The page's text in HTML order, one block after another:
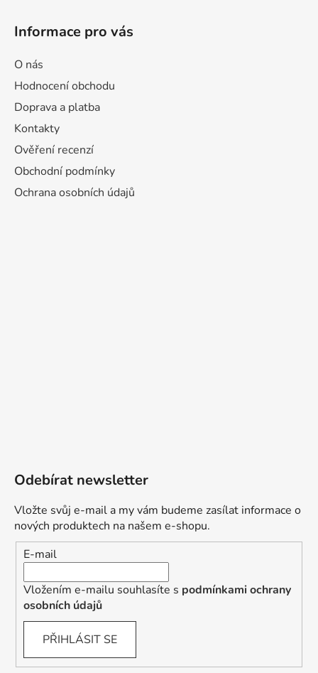
Informace pro vás
O nás
Hodnocení obchodu
Doprava a platba
Kontakty
Ověření recenzí
Obchodní podmínky
Ochrana osobních údajů
Odebírat newsletter
Vložte svůj e-mail a my vám budeme zasílat informace o
nových produktech na našem e-shopu.
E-mail
Vložením e-mailu souhlasíte s podmínkami ochrany
osobních údajů
PŘIHLÁSIT SE